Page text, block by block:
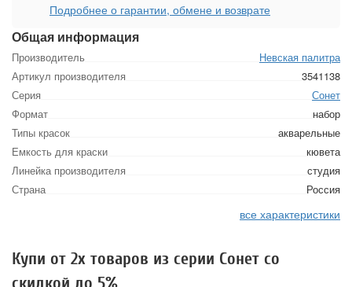
Общая информация
Производитель
Невская палитра
Артикул производителя
3541138
Серия
Сонет
Формат
набор
Типы красок
акварельные
Емкость для краски
кювета
Линейка производителя
студия
Страна
Россия
все характеристики
Подробнее о гарантии, обмене и возврате
Купи от 2х товаров из серии Сонет со